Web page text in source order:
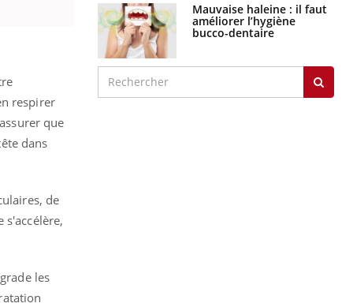
respirer
que
dans
de
les
graves
Maladie de Charcot
amyotrophique)